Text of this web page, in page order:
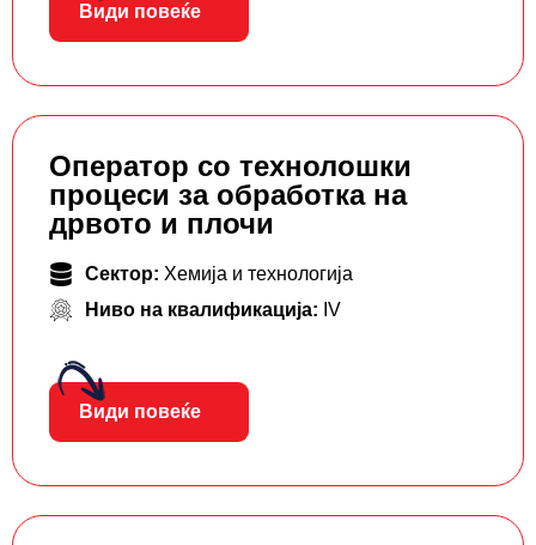
Види повеќе
Оператор со технолошки
процеси за обработка на
дрвото и плочи
Сектор: Хемија и технологија
Ниво на квалификација: IV
Види повеќе